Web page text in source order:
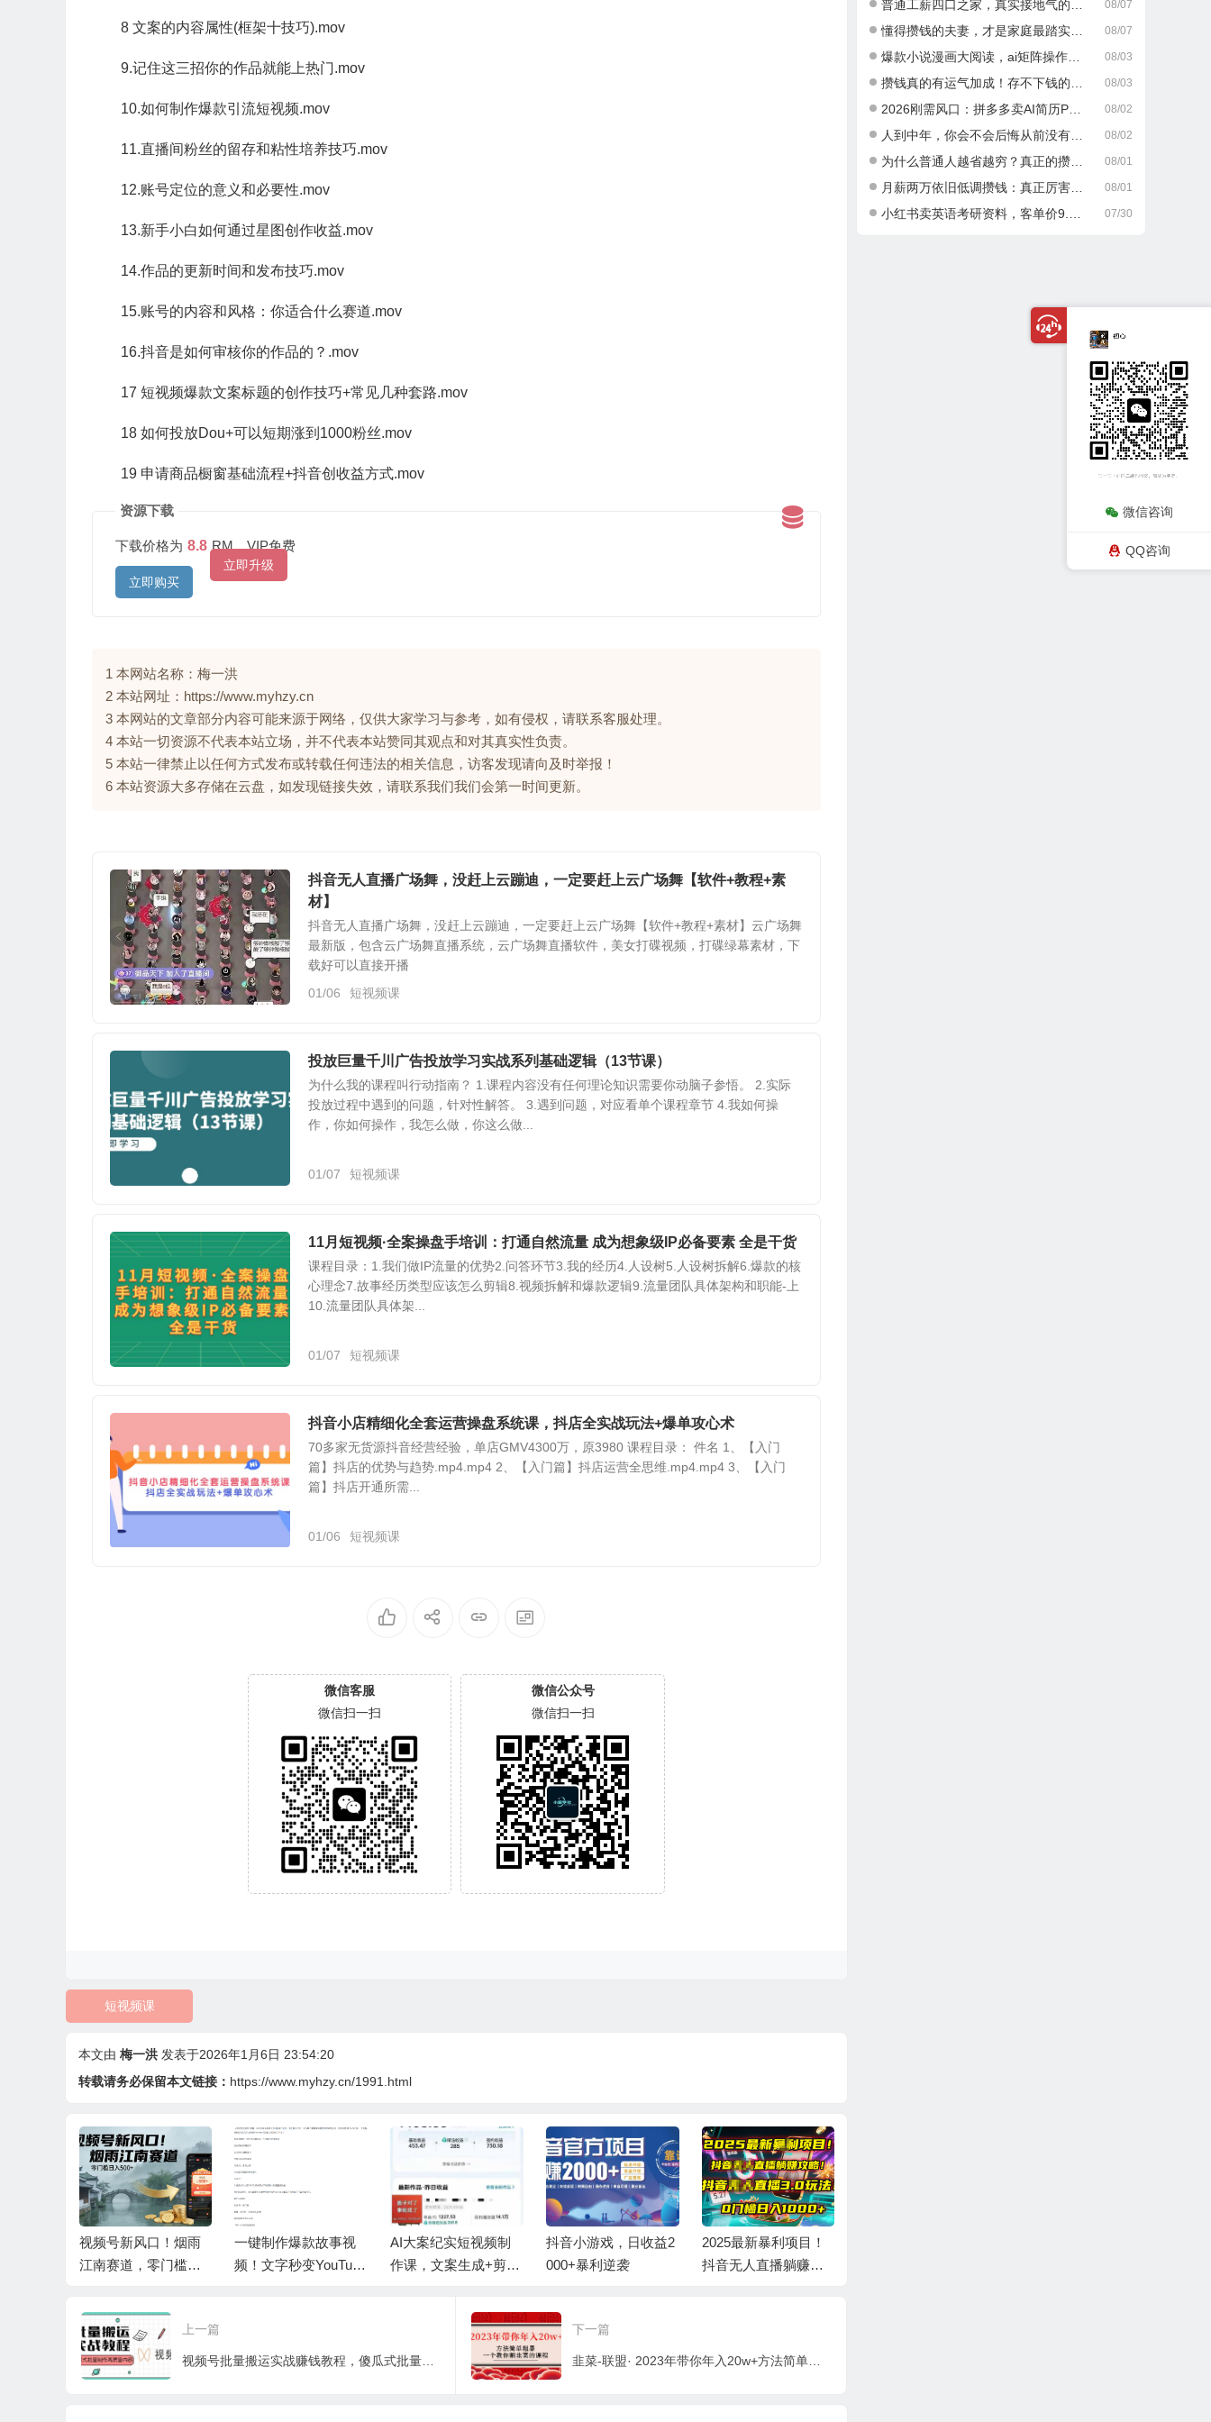
8 文案的内容属性(框架十技巧).mov
9.记住这三招你的作品就能上热门.mov
10.如何制作爆款引流短视频.mov
11.直播间粉丝的留存和粘性培养技巧.mov
12.账号定位的意义和必要性.mov
13.新手小白如何通过星图创作收益.mov
14.作品的更新时间和发布技巧.mov
15.账号的内容和风格：你适合什么赛道.mov
16.抖音是如何审核你的作品的？.mov
17 短视频爆款文案标题的创作技巧+常见几种套路.mov
18 如何投放Dou+可以短期涨到1000粉丝.mov
19 申请商品橱窗基础流程+抖音创收益方式.mov
资源下载
下载价格为 8.8 RM，VIP免费
立即升级
立即购买
1 本网站名称：梅一洪
2 本站网址：https://www.myhzy.cn
3 本网站的文章部分内容可能来源于网络，仅供大家学习与参考，如有侵权，请联系客服处理。
4 本站一切资源不代表本站立场，并不代表本站赞同其观点和对其真实性负责。
5 本站一律禁止以任何方式发布或转载任何违法的相关信息，访客发现请向及时举报！
6 本站资源大多存储在云盘，如发现链接失效，请联系我们我们会第一时间更新。
抖音无人直播广场舞，没赶上云蹦迪，一定要赶上云广场舞【软件+教程+素
材】
抖音无人直播广场舞，没赶上云蹦迪，一定要赶上云广场舞【软件+教程+素材】云广场舞
最新版，包含云广场舞直播系统，云广场舞直播软件，美女打碟视频，打碟绿幕素材，下
载好可以直接开播
01/06
短视频课
投放巨量千川广告投放学习实战系列基础逻辑（13节课）
为什么我的课程叫行动指南？ 1.课程内容没有任何理论知识需要你动脑子参悟。 2.实际
投放过程中遇到的问题，针对性解答。 3.遇到问题，对应看单个课程章节 4.我如何操
作，你如何操作，我怎么做，你这么做...
01/07 短视频课
11月短视频·全案操盘手培训：打通自然流量 成为想象级IP必备要素 全是干货
课程目录：1.我们做IP流量的优势2.问答环节3.我的经历4.人设树5.人设树拆解6.爆款的核
心理念7.故事经历类型应该怎么剪辑8.视频拆解和爆款逻辑9.流量团队具体架构和职能-上
10.流量团队具体架...
01/07 短视频课
抖音小店精细化全套运营操盘系统课，抖店全实战玩法+爆单攻心术
70多家无货源抖音经营经验，单店GMV4300万，原3980 课程目录： 件名 1、【入门
篇】抖店的优势与趋势.mp4.mp4 2、【入门篇】抖店运营全思维.mp4.mp4 3、【入门
篇】抖店开通所需...
01/06 短视频课
微信客服
微信扫一扫
微信公众号
微信扫一扫
短视频课
本文由 梅一洪 发表于2026年1月6日 23:54:20
转载请务必保留本文链接： https://www.myhzy.cn/1991.html
视频号新风口！烟雨
江南赛道，零门槛日
一键制作爆款故事视
频！文字秒变YouTube
AI大案纪实短视频制
作课，文案生成+剪辑
抖音小游戏，日收益2
000+暴利逆袭
2025最新暴利项目！
抖音无人直播躺赚攻
上一篇 下一篇
08/07
普通工薪四口之家，真实接地气的攒钱日常
08/07
懂得攒钱的夫妻，才是家庭最踏实的底气
08/03
爆款小说漫画大阅读，ai矩阵操作，当天可见收益，号称日入400+
08/03
攒钱真的有运气加成！存不下钱的人，大多栽在这一点
08/02
2026刚需风口：拼多多卖AI简历PPT，可矩阵放大，小白也能干，日入700+！
08/02
人到中年，你会不会后悔从前没有好好攒钱？
08/01
为什么普通人越省越穷？真正的攒钱逻辑很多人都搞错了
08/01
月薪两万依旧低调攒钱：真正厉害的成年人，从不乱消费
07/30
小红书卖英语考研资料，客单价9.9，250天卖了16w!
微信咨询
QQ咨询